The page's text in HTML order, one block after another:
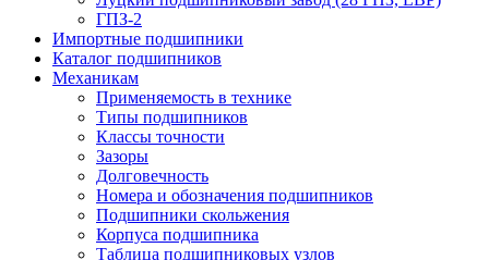
ГПЗ-2
Импортные подшипники
Каталог подшипников
Механикам
Применяемость в технике
Типы подшипников
Классы точности
Зазоры
Долговечность
Номера и обозначения подшипников
Подшипники скольжения
Корпуса подшипника
Таблица подшипниковых узлов